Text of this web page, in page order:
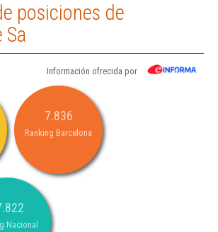
posiciones de
Información ofrecida por
7.836
Ranking Barcelona
Nacional